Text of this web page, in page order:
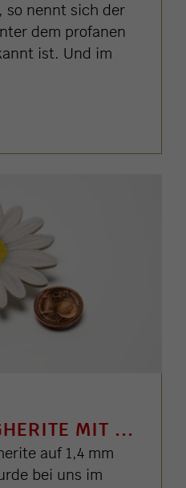
so nennt sich der
dem profanen
ist. Und im
MIT ...
auf 1,4 mm
bei uns im